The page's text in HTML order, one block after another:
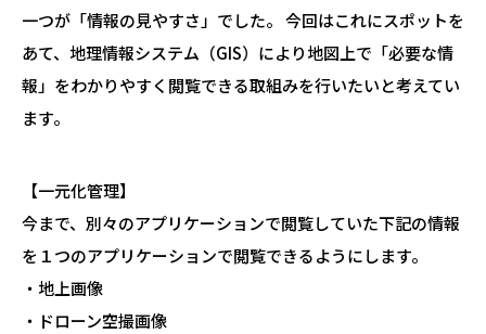
一つが「情報の見やすさ」でした。 今回はこれにスポットを
あて、地理情報システム（GIS）により地図上で「必要な情
報」をわかりやすく閲覧できる取組みを行いたいと考えてい
ます。
【一元化管理】
今まで、別々のアプリケーションで閲覧していた下記の情報
を１つのアプリケーションで閲覧できるようにします。
・地上画像
・ドローン空撮画像